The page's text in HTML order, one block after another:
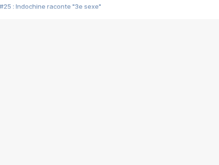
#25 : Indochine raconte "3e sexe"